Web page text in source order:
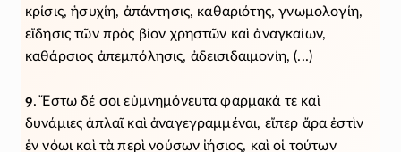
κρίσις, ἡσυχίη, ἀπάντησις, καθαριότης, γνωμολογίη,
εἴδησις τῶν πρὸς βίον χρηστῶν καὶ ἀναγκαίων,
καθάρσιος ἀπεμπόλησις, ἀδεισιδαιμονίη, (...)
9. Ἔστω δέ σοι εὐμνημόνευτα φαρμακά τε καὶ
δυνάμιες ἁπλαῖ καὶ ἀναγεγραμμέναι, εἴπερ ἄρα ἐστὶν
ἑν νόωι καὶ τὰ περὶ νούσων ἰήσιος, καὶ οἱ τούτων